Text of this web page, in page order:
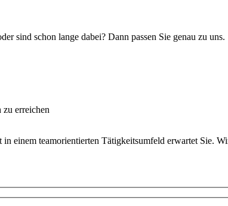
sind schon lange dabei? Dann passen Sie genau zu uns.
erreichen
einem teamorientierten Tätigkeitsumfeld erwartet Sie.